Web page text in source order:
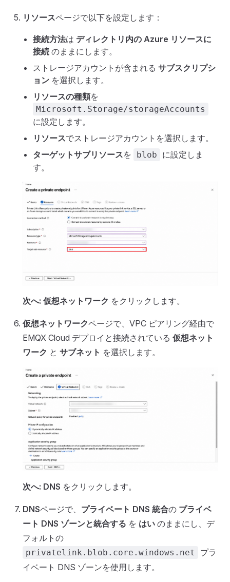
リソースページで以下を設定します：
接続方法は ディレクトリ内の Azure リソースに
接続 のままにします。
ストレージアカウントが含まれる サブスクリプシ
ョン を選択します。
リソースの種類を
Microsoft.Storage/storageAccounts
に設定します。
リソースでストレージアカウントを選択します。
ターゲットサブリソースを blob
に設定しま
す。
次へ: 仮想ネットワーク をクリックします。
仮想ネットワークページで、VPC ピアリング経由で
EMQX Cloud デプロイと接続されている 仮想ネット
ワーク と サブネット を選択します。
次へ: DNS をクリックします。
DNSページで、 プライベート DNS 統合の プライベ
ート DNS ゾーンと統合する を はい のままにし、デ
フォルトの
privatelink.blob.core.windows.net
プラ
イベート DNS ゾーンを使用します。